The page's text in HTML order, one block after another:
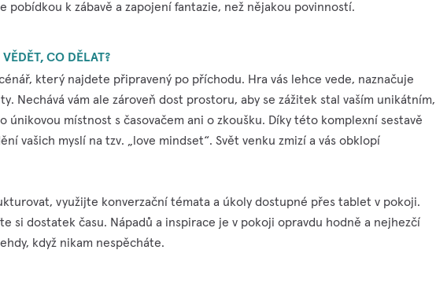
pobídkou k zábavě a zapojení fantazie, než nějakou povinností.
CO DĚLAT?
který najdete připravený po příchodu. Hra vás lehce vede, naznačuje
Nechává vám ale zároveň dost prostoru, aby se zážitek stal vaším unikátním,
únikovou místnost s časovačem ani o zkoušku. Díky této komplexní sestavě
vašich myslí na tzv. „love mindset“. Svět venku zmizí a vás obklopí
využijte konverzační témata a úkoly dostupné přes tablet v pokoji.
si dostatek času. Nápadů a inspirace je v pokoji opravdu hodně a nejhezčí
když nikam nespěcháte.